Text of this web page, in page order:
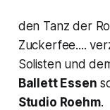
den Tanz der
Zuckerfee....
Solisten und
Ballett Essen
Studio Roehm.